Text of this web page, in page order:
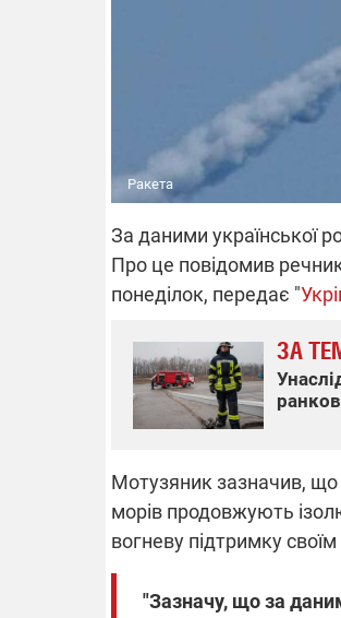
Ракета
За даними української
Про це повідомив
понеділок, передає "
ЗА
Мотузяник зазначив, що
морів продовжують
вогневу підтримку
"Зазначу, що за